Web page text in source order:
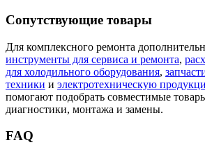
Сопутствующие товары
Для комплексного ремонта
инструменты для сервиса и ремонта,
для холодильного оборудования,
техники и электротехническую
помогают подобрать совместимые
диагностики, монтажа и замены.
FAQ